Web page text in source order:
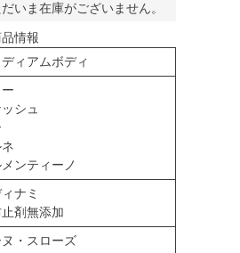
いま在庫がございません。
情報
ィアムボディ
シュ
ンティーノ
ナミ
剤無添加
ヌ・スローズ